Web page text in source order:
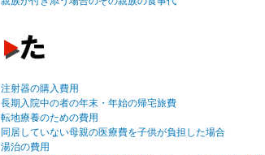
注射器の購入費用
長期入院中の者の年末・年始の帰宅旅費
転地療養のための費用
同居していない母親の医療費を子供が負担した場合
湯治の費用